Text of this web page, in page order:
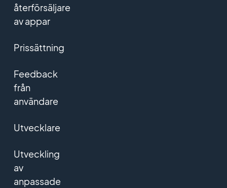
återförsäljare
av appar
Prissättning
Feedback
från
användare
Utvecklare
Utveckling
av
anpassade